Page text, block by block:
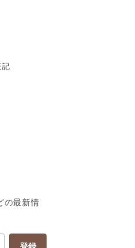
の最新情